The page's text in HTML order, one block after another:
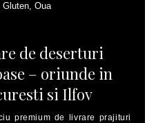
Gluten, Oua
de deserturi
– oriunde in
si Ilfov
premium de livrare prajituri